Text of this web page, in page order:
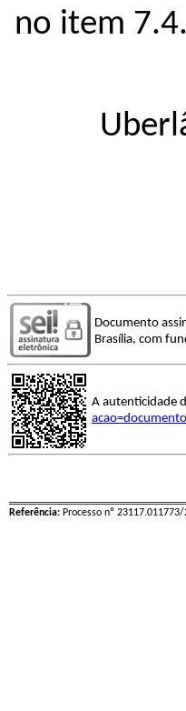
no item 7.4.
Documento
Brasília, com
A autenticidade
Referência: Processo nº